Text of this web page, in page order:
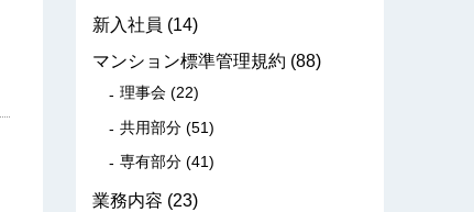
新入社員 (14)
マンション標準管理規約 (88)
理事会 (22)
共用部分 (51)
専有部分 (41)
業務内容 (23)